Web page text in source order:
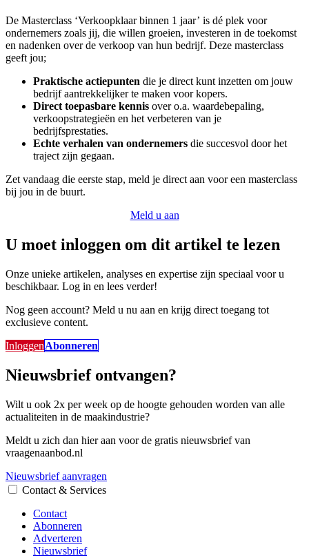
De Masterclass ‘Verkoopklaar binnen 1 jaar’ is dé plek voor
ondernemers zoals jij, die willen groeien, investeren in de toekomst
en nadenken over de verkoop van hun bedrijf. Deze masterclass
geeft jou;
Praktische actiepunten die je direct kunt inzetten om jouw
bedrijf aantrekkelijker te maken voor kopers.
Direct toepasbare kennis over o.a. waardebepaling,
verkoopstrategieën en het verbeteren van je
bedrijfsprestaties.
Echte verhalen van ondernemers die succesvol door het
traject zijn gegaan.
Zet vandaag die eerste stap, meld je direct aan voor een masterclass
bij jou in de buurt.
Meld u aan
U moet inloggen om dit artikel te lezen
Onze unieke artikelen, analyses en expertise zijn speciaal voor u
beschikbaar. Log in en lees verder!
Nog geen account? Meld u nu aan en krijg direct toegang tot
exclusieve content.
InloggenAbonneren
Nieuwsbrief ontvangen?
Wilt u ook 2x per week op de hoogte gehouden worden van alle
actualiteiten in de maakindustrie?
Meldt u zich dan hier aan voor de gratis nieuwsbrief van
vraagenaanbod.nl
Nieuwsbrief aanvragen
Contact & Services
Contact
Abonneren
Adverteren
Nieuwsbrief